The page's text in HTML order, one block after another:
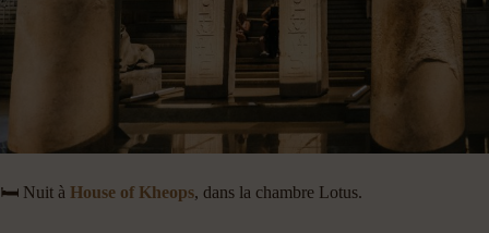
🛏️ Nuit à House of Kheops, dans la chambre Lotus.